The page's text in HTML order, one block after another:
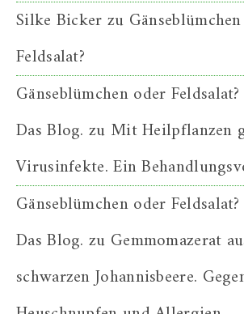
Silke Bickerzu
Feldsalat?
Gänseblümchen oder
Das Blog. zu Mit Heilpflanzen
Virusinfekte. Ein
Gänseblümchen oder
Das Blog. zu Gemmomazerat
schwarzen Johannisbeere.